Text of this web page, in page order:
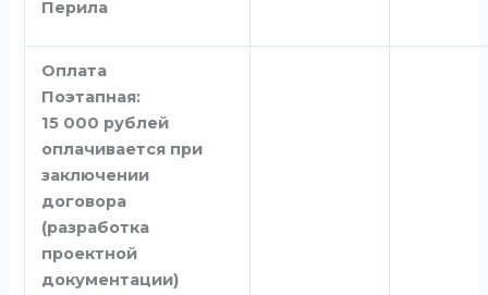
Перила
Оплата
Поэтапная:
15 000 рублей
оплачивается при
заключении
договора
(разработка
проектной
документации)